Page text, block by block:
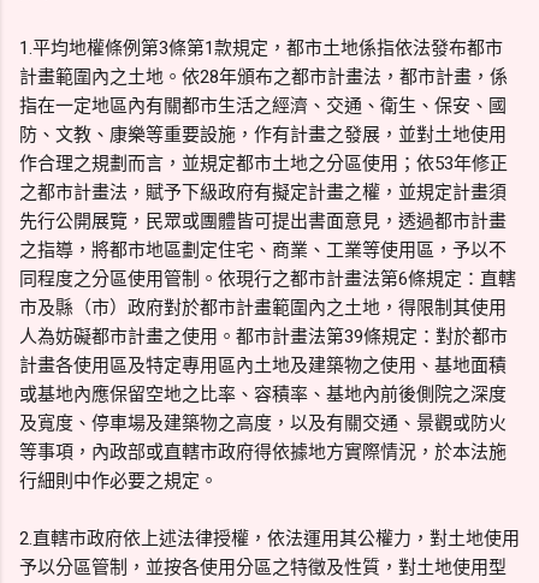
1.平均地權條例第3條第1款規定，都市土地係指依法發布都市
計畫範圍內之土地。依28年頒布之都市計畫法，都市計畫，係
指在一定地區內有關都市生活之經濟、交通、衛生、保安、國
防、文教、康樂等重要設施，作有計畫之發展，並對土地使用
作合理之規劃而言，並規定都市土地之分區使用；依53年修正
之都市計畫法，賦予下級政府有擬定計畫之權，並規定計畫須
先行公開展覽，民眾或團體皆可提出書面意見，透過都市計畫
之指導，將都市地區劃定住宅、商業、工業等使用區，予以不
同程度之分區使用管制。依現行之都市計畫法第6條規定：直轄
市及縣（市）政府對於都市計畫範圍內之土地，得限制其使用
人為妨礙都市計畫之使用。都市計畫法第39條規定：對於都市
計畫各使用區及特定專用區內土地及建築物之使用、基地面積
或基地內應保留空地之比率、容積率、基地內前後側院之深度
及寬度、停車場及建築物之高度，以及有關交通、景觀或防火
等事項，內政部或直轄市政府得依據地方實際情況，於本法施
行細則中作必要之規定。
2.直轄市政府依上述法律授權，依法運用其公權力，對土地使用
予以分區管制，並按各使用分區之特徵及性質，對土地使用型